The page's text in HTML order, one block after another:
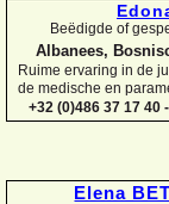
Beëdigde of
Albanees,
Ruime ervaring in de
de medische en
+32 (0)486 37 17 40 -
Elena